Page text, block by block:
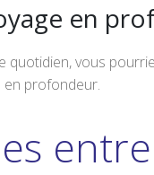
en
quotidien, vous
profondeur.